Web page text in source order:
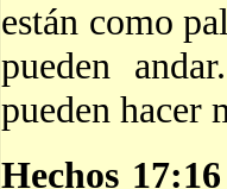
están como
pueden
pueden hacer
Hechos 17:16